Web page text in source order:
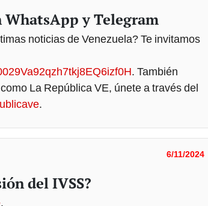
WhatsApp y Telegram
noticias de Venezuela? Te invitamos
. También
La República VE, únete a través del
.
6/11/2024
del IVSS?
.